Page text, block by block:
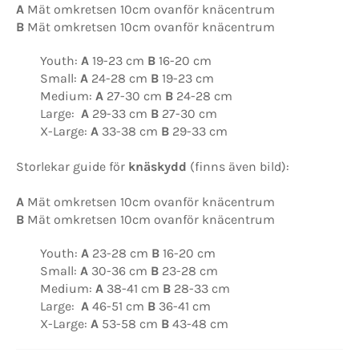
A Mät omkretsen 10cm ovanför knäcentrum
B Mät omkretsen 10cm ovanför knäcentrum
Youth: A 19-23 cm B 16-20 cm
Small: A 24-28 cm B 19-23 cm
Medium: A 27-30 cm B 24-28 cm
Large: A 29-33 cm B 27-30 cm
X-Large: A 33-38 cm B 29-33 cm
Storlekar guide för knäskydd (finns även bild):
A Mät omkretsen 10cm ovanför knäcentrum
B Mät omkretsen 10cm ovanför knäcentrum
Youth: A 23-28 cm B 16-20 cm
Small: A 30-36 cm B 23-28 cm
Medium: A 38-41 cm B 28-33 cm
Large: A 46-51 cm B 36-41 cm
X-Large: A 53-58 cm B 43-48 cm